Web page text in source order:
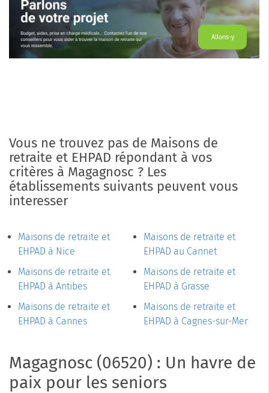
Allons-y
Vous ne trouvez pas de Maisons de
retraite et EHPAD répondant à vos
critères à Magagnosc ? Les
établissements suivants peuvent vous
interesser
Maisons de retraite et
EHPAD à Nice
Maisons de retraite et
EHPAD à Antibes
Maisons de retraite et
EHPAD à Cannes
Maisons de retraite et
EHPAD au Cannet
Maisons de retraite et
EHPAD à Grasse
Maisons de retraite et
EHPAD à Cagnes-sur-Mer
Magagnosc (06520) : Un havre de
paix pour les seniors